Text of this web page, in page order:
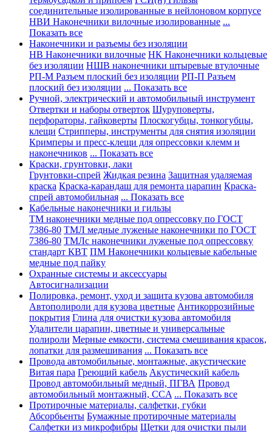
соединительные изолированные в нейлоновом корпусе
НВИ Наконечники вилочные изолированные ...
Показать все
Наконечники и разъемы без изоляции
НВ Наконечники вилочные НК Наконечники кольцевые
без изоляции НШВ наконечники штыревые втулочные
РП-М Разъем плоский без изоляции РП-П Разъем
плоский без изоляции ... Показать все
Ручной, электрический и автомобильный инструмент
Отвертки и наборы отверток Шуруповерты,
перфораторы, гайковерты Плоскогубцы, тонкогубцы,
клещи Стрипперы, инструменты для снятия изоляции
Кримперы и пресс-клещи для опрессовки клемм и
наконечников ... Показать все
Краски, грунтовки, лаки
Грунтовки-спрей Жидкая резина Защитная удаляемая
краска Краска-карандаш для ремонта царапин Краска-
спрей автомобильная ... Показать все
Кабельные наконечники и гильзы
ТМ наконечники медные под опрессовку по ГОСТ
7386-80 ТМЛ медные луженые наконечники по ГОСТ
7386-80 ТМЛс наконечники луженые под опрессовку
стандарт КВТ ПМ Наконечники кольцевые кабельные
медные под пайку
Охранные системы и аксессуары
Автосигнализации
Полировка, ремонт, уход и защита кузова автомобиля
Автополироли для кузова цветные Антикоррозийные
покрытия Глина для очистки кузова автомобиля
Удалители царапин, цветные и универсальные
полироли Мерные емкости, система смешивания красок,
лопатки для размешивания ... Показать все
Провода автомобильные, монтажные, акустические
Витая пара Греющий кабель Акустический кабель
Провод автомобильный медный, ПГВА Провод
автомобильный монтажный, CCA ... Показать все
Протирочные материалы, салфетки, губки
Абсорбьенты Бумажные протирочные материалы
Салфетки из микрофибры Щетки для очистки пыли